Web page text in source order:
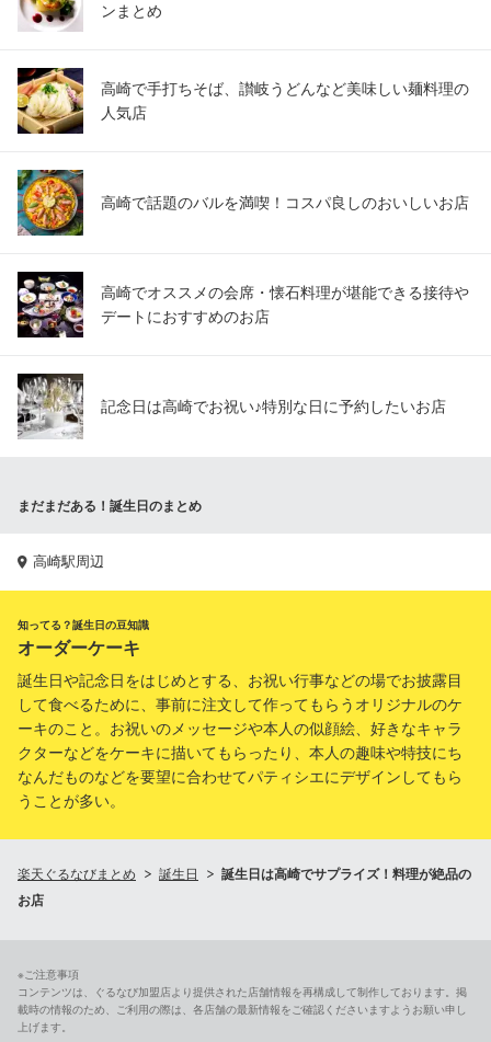
ンまとめ
高崎で手打ちそば、讃岐うどんなど美味しい麺料理の
人気店
高崎で話題のバルを満喫！コスパ良しのおいしいお店
高崎でオススメの会席・懐石料理が堪能できる接待や
デートにおすすめのお店
記念日は高崎でお祝い♪特別な日に予約したいお店
まだまだある！誕生日のまとめ
高崎駅周辺
知ってる？誕生日の豆知識
オーダーケーキ
誕生日や記念日をはじめとする、お祝い行事などの場でお披露目
して食べるために、事前に注文して作ってもらうオリジナルのケ
ーキのこと。お祝いのメッセージや本人の似顔絵、好きなキャラ
クターなどをケーキに描いてもらったり、本人の趣味や特技にち
なんだものなどを要望に合わせてパティシエにデザインしてもら
うことが多い。
楽天ぐるなびまとめ 誕生日
誕生日は高崎でサプライズ！料理が絶品の
お店
※ご注意事項
コンテンツは、ぐるなび加盟店より提供された店舗情報を再構成して制作しております。掲
載時の情報のため、ご利用の際は、各店舗の最新情報をご確認くださいますようお願い申し
上げます。